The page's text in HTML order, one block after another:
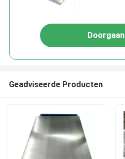
Doorgaan
Geadviseerde Producten